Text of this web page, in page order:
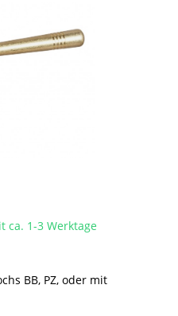
ca. 1-3 Werktage
BB, PZ, oder mit